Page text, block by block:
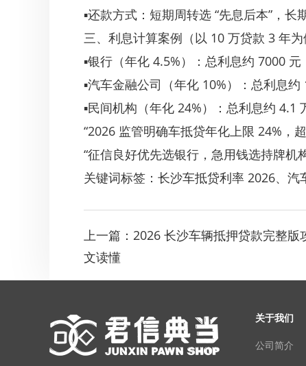
▪还款方式：短期周转选 “先息后本”，长
三、利息计算案例（以 10 万贷款 3 年为
▪银行（年化 4.5%）：总利息约 7000 元
▪汽车金融公司（年化 10%）：总利息约
▪民间机构（年化 24%）：总利息约 4.1
“2026 监管明确车抵贷年化上限 24%，
“征信良好优先选银行，急用钱选持牌机
关键词标签： 长沙车抵贷利率 2026、 汽
上一篇： 2026 长沙车辆抵押贷款完整版
文读懂
关于我们
公司简介